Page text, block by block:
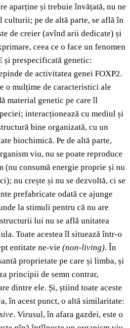
aparține și trebuie învățată, nu ne
culturii; pe de altă parte, se află în
de creier (avînd arii dedicate) și
ceea ce o face un fenomen
și prespecificată genetic:
de activitatea genei FOXP2.
o mulțime de caracteristici ale
material genetic pe care îl
interacționează cu mediul și
bine organizată, cu un
biochimică. Pe de altă parte,
viu, nu se poate reproduce
(nu consumă energie proprie și nu
nu crește și nu se dezvoltă, ci se
prefabricate odată ce ajunge
la stimuli pentru că nu are
lui nu se află unitatea
Toate acestea îl situează într-o
entitate ne-vie (non-living). În
proprietate pe care și limba, și
principii de semn contrar,
dintre ele. Și, știind toate aceste
în acest punct, o altă similaritate:
. Virusul, în afara gazdei, este o